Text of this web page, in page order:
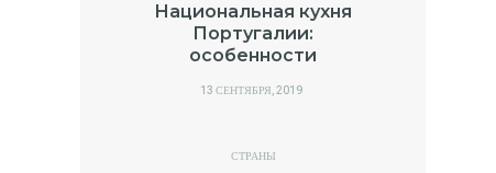
Национальная кухня
Португалии:
особенности
POSTED
13 СЕНТЯБРЯ, 2019
СТРАНЫ